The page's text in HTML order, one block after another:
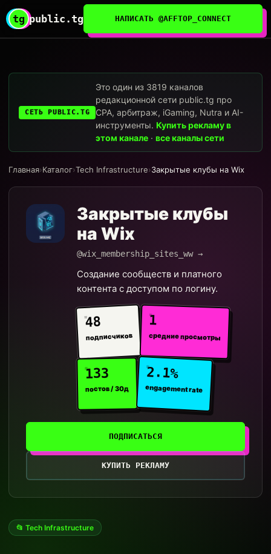
tg public.tg НАПИСАТЬ @AFFTOP_CONNECT
СЕТЬ PUBLIC.TG
Это один из 3819 каналов
редакционной сети public.tg про
CPA, арбитраж, iGaming, Nutra и AI-
инструменты.Купить рекламу в
этом канале ·все каналы сети
Главная›Каталог›Tech Infrastructure›Закрытые клубы на Wix
Закрытые клубы
на Wix
@wix_membership_sites_ww →
Создание сообществ и платного
контента с доступом по логину.
48
подписчиков
1
средние просмотры
133
постов / 30д
2.1%
engagement rate
ПОДПИСАТЬСЯ
КУПИТЬ РЕКЛАМУ
📂 Tech Infrastructure